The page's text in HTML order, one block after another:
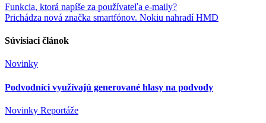
Navigácia
v
článku
Funkcia, ktorá napíše za používateľa e-maily?
Prichádza nová značka smartfónov. Nokiu nahradí HMD
Súvisiaci článok
Novinky
Podvodníci využívajú generované hlasy na podvody
Novinky Reportáže